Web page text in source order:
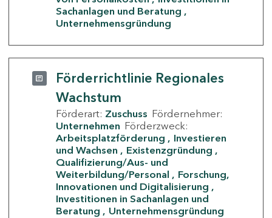
Sachanlagen und Beratung
Unternehmensgründung
Förderrichtlinie Regionales
Wachstum
Förderart: Zuschuss Fördernehmer:
Unternehmen Förderzweck:
Arbeitsplatzförderung
Investieren
und Wachsen
Existenzgründung
Qualifizierung/Aus- und
Weiterbildung/Personal
Forschung,
Innovationen und Digitalisierung
Investitionen in Sachanlagen und
Beratung
Unternehmensgründung